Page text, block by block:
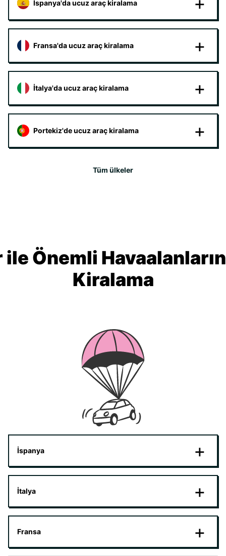
İspanya'da ucuz araç kiralama
Fransa'da ucuz araç kiralama
İtalya'da ucuz araç kiralama
Portekiz'de ucuz araç kiralama
Tüm ülkeler
Önemli
Kiralama
İspanya
İtalya
Fransa